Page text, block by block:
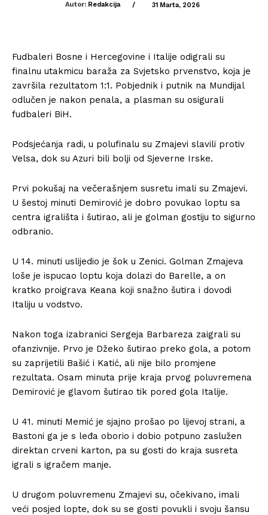
Autor: Redakcija / 31 Marta, 2026
Fudbaleri Bosne i Hercegovine i Italije odigrali su
finalnu utakmicu baraža za Svjetsko prvenstvo, koja je
završila rezultatom 1:1. Pobjednik i putnik na Mundijal
odlučen je nakon penala, a plasman su osigurali
fudbaleri BiH.
Podsjećanja radi, u polufinalu su Zmajevi slavili protiv
Velsa, dok su Azuri bili bolji od Sjeverne Irske.
Prvi pokušaj na večerašnjem susretu imali su Zmajevi.
U šestoj minuti Demirović je dobro povukao loptu sa
centra igrališta i šutirao, ali je golman gostiju to sigurno
odbranio.
U 14. minuti uslijedio je šok u Zenici. Golman Zmajeva
loše je ispucao loptu koja dolazi do Barelle, a on
kratko proigrava Keana koji snažno šutira i dovodi
Italiju u vodstvo.
Nakon toga izabranici Sergeja Barbareza zaigrali su
ofanzivnije. Prvo je Džeko šutirao preko gola, a potom
su zaprijetili Bašić i Katić, ali nije bilo promjene
rezultata. Osam minuta prije kraja prvog poluvremena
Demirović je glavom šutirao tik pored gola Italije.
U 41. minuti Memić je sjajno prošao po lijevoj strani, a
Bastoni ga je s leđa oborio i dobio potpuno zaslužen
direktan crveni karton, pa su gosti do kraja susreta
igrali s igračem manje.
U drugom poluvremenu Zmajevi su, očekivano, imali
veći posjed lopte, dok su se gosti povukli i svoju šansu